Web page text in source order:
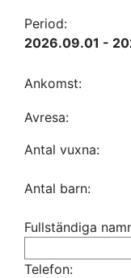
Period:
2026.09.01 -
Ankomst:
Avresa:
Antal vuxna:
Antal barn:
Fullständiga
Telefon: